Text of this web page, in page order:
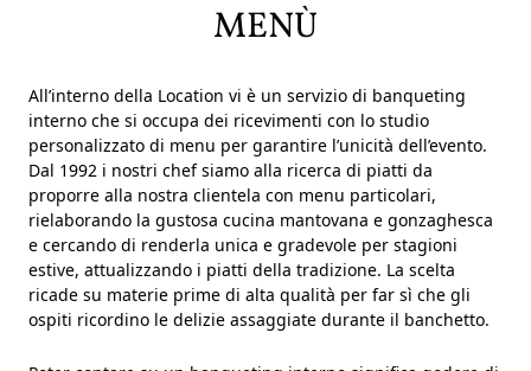
Giornata degli sposi
Cerimonie civili
SERVIZI
Eventi
Cene aziendali
Compleanni
GALLERY
CONTATTI
MENÙ
All’interno della Location vi è un servizio di banqueting
interno che si occupa dei ricevimenti con lo studio
personalizzato di menu per garantire l’unicità dell’evento.
Dal 1992 i nostri chef siamo alla ricerca di piatti da
proporre alla nostra clientela con menu particolari,
rielaborando la gustosa cucina mantovana e gonzaghesca
e cercando di renderla unica e gradevole per stagioni
estive, attualizzando i piatti della tradizione. La scelta
ricade su materie prime di alta qualità per far sì che gli
ospiti ricordino le delizie assaggiate durante il banchetto.